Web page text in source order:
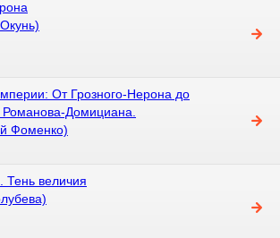
От Грозного-Нерона до
Домициана.
Фоменко)
Тень величия